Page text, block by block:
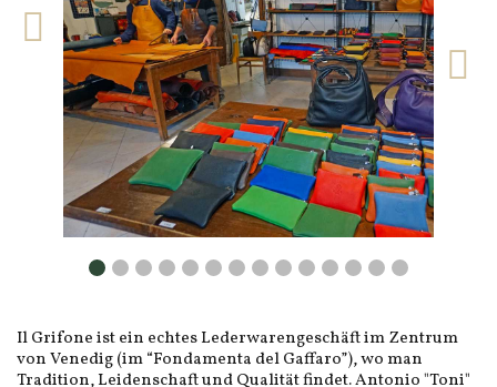
Il Grifone ist ein echtes Lederwarengeschäft im Zentrum
von Venedig (im “Fondamenta del Gaffaro”), wo man
Tradition, Leidenschaft und Qualität findet. Antonio "Toni"